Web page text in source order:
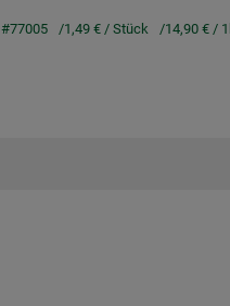
#77005 1,49 € / Stück 14,90 € /